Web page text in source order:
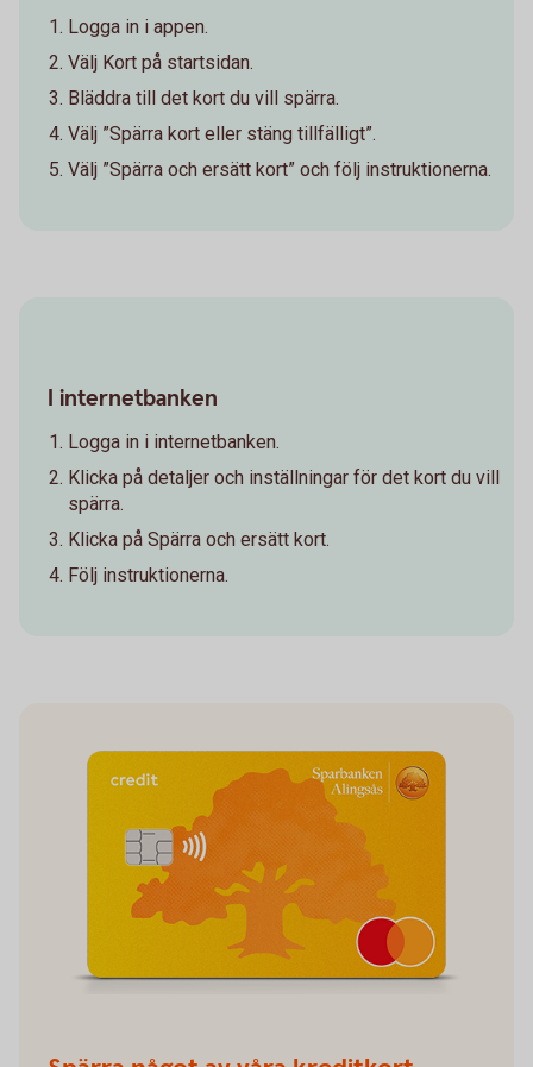
Logga in i appen.
Välj Kort på startsidan.
Bläddra till det kort du vill spärra.
Välj ”Spärra kort eller stäng tillfälligt”.
Välj ”Spärra och ersätt kort” och följ instruktionerna.
I internetbanken
Logga in i internetbanken.
Klicka på detaljer och inställningar för det kort du vill
spärra.
Klicka på Spärra och ersätt kort.
Följ instruktionerna.